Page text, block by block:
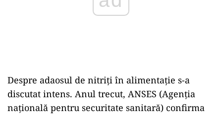
Despre adaosul de nitriți în alimentație s-a
discutat intens. Anul trecut, ANSES (Agenția
națională pentru securitate sanitară) confirma